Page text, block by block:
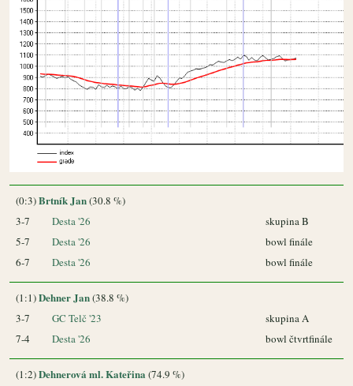
(0:3)Brtník Jan(30.8 %)
3-7
Desta '26
skupina B
5-7
Desta '26
bowl finále
6-7
Desta '26 bowl finále
(1:1)Dehner Jan(38.8 %)
3-7
GC Telč '23
skupina A
7-4
Desta '26 bowl čtvrtfinále
(1:2)Dehnerová ml. Kateřina (74.9 %)